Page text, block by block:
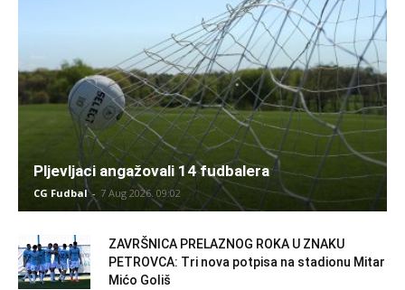
Pljevljaci angažovali 14 fudbalera
CG Fudbal - 7 Aug 2026. 09:02
ZAVRŠNICA PRELAZNOG ROKA U ZNAKU
PETROVCA: Tri nova potpisa na stadionu Mitar
Mićo Goliš